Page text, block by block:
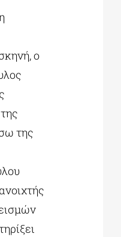
ο
της